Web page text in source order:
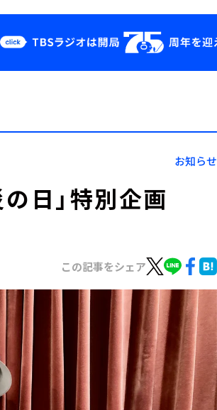
YouTube
お知らせ
日」特別企画
この記事をシェア